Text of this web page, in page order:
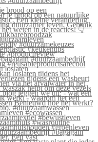
brood op een
loslaten
Een vast